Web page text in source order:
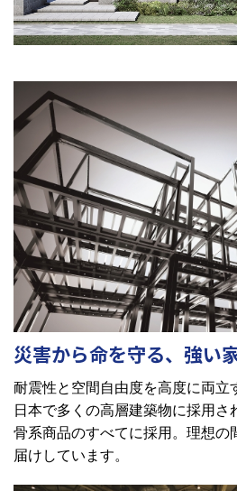
災害から命を守る、強い
耐震性と空間自由度を高度に両立
日本で多くの高層建築物に採用さ
骨系商品のすべてに採用。理想の
届けしています。